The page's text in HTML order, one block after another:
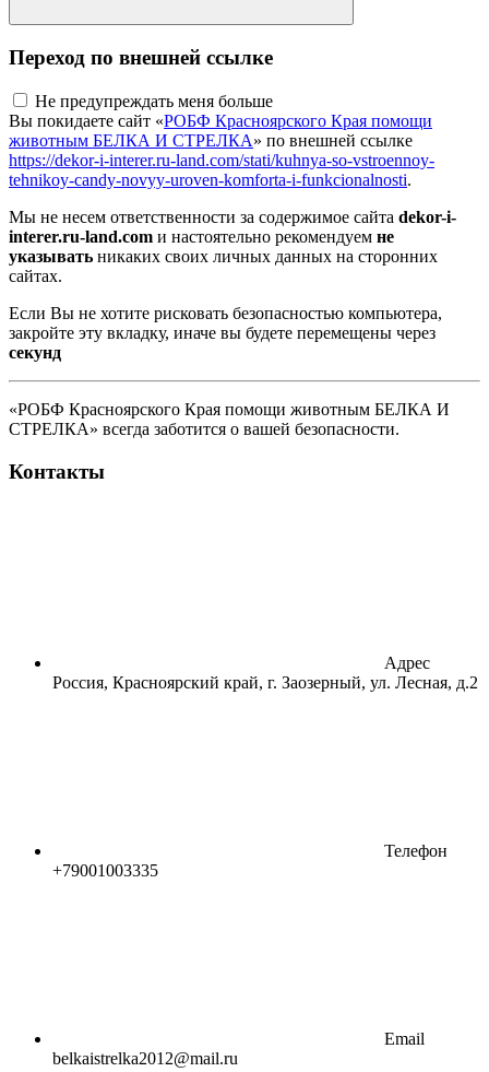
Переход по внешней ссылке
Не предупреждать меня больше
Вы покидаете сайт «РОБФ Красноярского Края помощи
животным БЕЛКА И СТРЕЛКА» по внешней ссылке
https://dekor-i-interer.ru-land.com/stati/kuhnya-so-vstroennoy-
tehnikoy-candy-novyy-uroven-komforta-i-funkcionalnosti.
Мы не несем ответственности за содержимое сайта dekor-i-
interer.ru-land.com и настоятельно рекомендуем не
указывать никаких своих личных данных на сторонних
сайтах.
Если Вы не хотите рисковать безопасностью компьютера,
закройте эту вкладку, иначе вы будете перемещены через
секунд
«РОБФ Красноярского Края помощи животным БЕЛКА И
СТРЕЛКА» всегда заботится о вашей безопасности.
Контакты
Адрес
Россия, Красноярский край, г. Заозерный, ул. Лесная, д.2
Телефон
+79001003335
Email
belkaistrelka2012@mail.ru